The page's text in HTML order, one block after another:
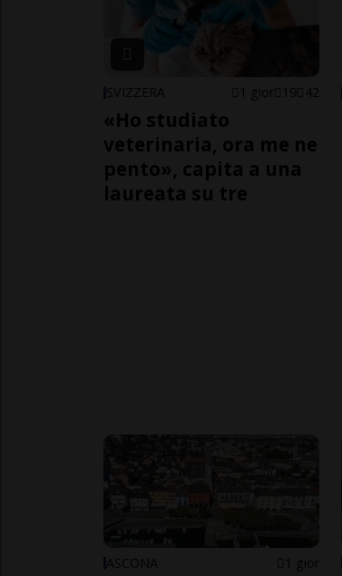
SVIZZERA 1 gior 19 42
«Ho studiato
veterinaria, ora me ne
pento», capita a una
laureata su tre
ASCONA 1 gior